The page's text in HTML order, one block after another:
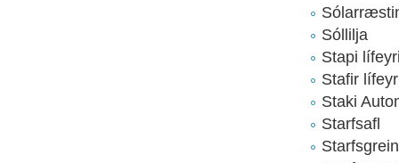
Sóllilja
Stapi
Stafir
Staki
Starfsafl